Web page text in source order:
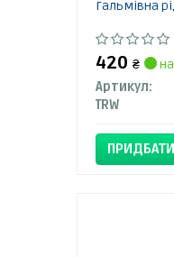
Гальмівна
420 ₴
на
Артикул:
TRW
ПРИДБАТИ